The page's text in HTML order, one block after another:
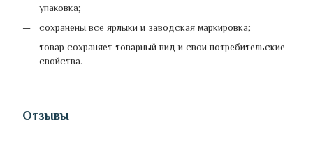
упаковка;
сохранены все ярлыки и заводская маркировка;
товар сохраняет товарный вид и свои потребительские
свойства.
Отзывы